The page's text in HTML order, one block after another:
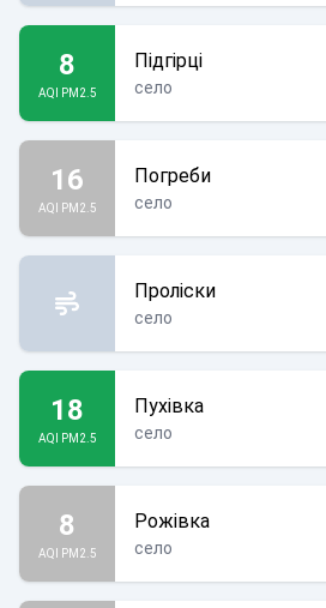
8
AQI PM2.5
Підгірці
село
16
AQI PM2.5
Погреби
село
Проліски
село
18
AQI PM2.5
Пухівка
село
8
AQI PM2.5
Рожівка
село